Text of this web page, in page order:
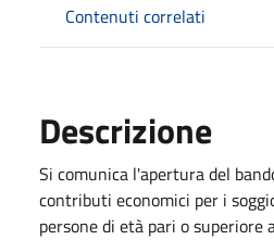
Contenuti correlati
Descrizione
Si comunica l'apertura del
contributi economici per i
persone di età pari o superiore